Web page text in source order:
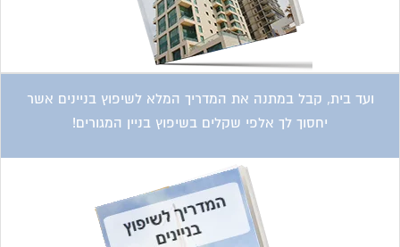
ועד בית, קבל במתנה את המדריך המלא לשיפוץ בניינים אשר
יחסוך לך אלפי שקלים בשיפוץ בניין המגורים!